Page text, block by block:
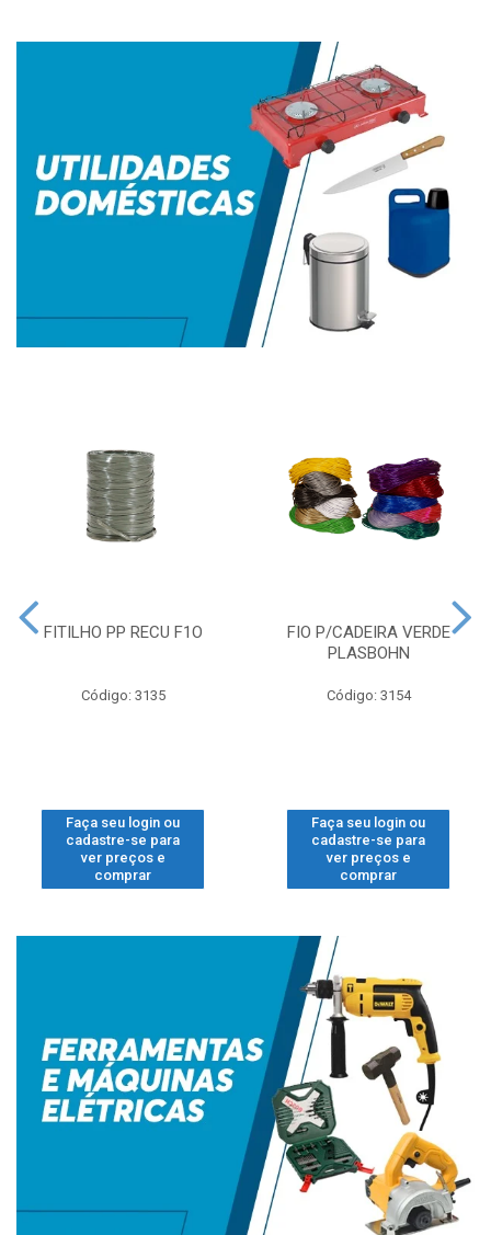
FITILHO PP RECU F1O
Código: 3135
Faça seu login ou
cadastre-se para
ver preços e
comprar
FIO P/CADEIRA VERDE
PLASBOHN
Código: 3154
Faça seu login ou
cadastre-se para
ver preços e
comprar